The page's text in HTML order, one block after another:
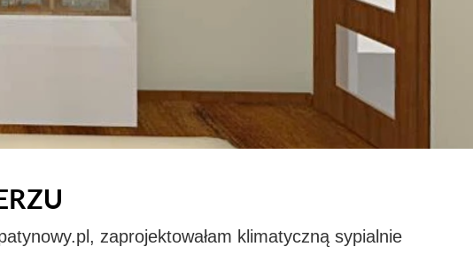
zaprojektowałam klimatyczną sypialnie